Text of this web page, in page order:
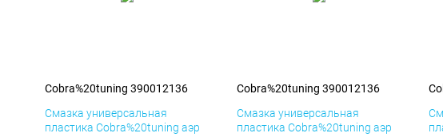
Cobra%20tuning 390012136
Смазка универсальная
пластика Cobra%20tuning аэр
Cobra%20tuning 390012136
Смазка универсальная
пластика Cobra%20tuning аэр